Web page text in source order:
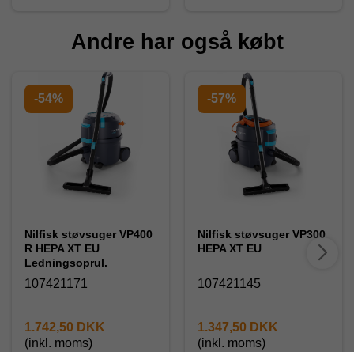
Andre har også købt
-54%
Nilfisk støvsuger VP400
R HEPA XT EU
Ledningsoprul.
107421171
1.742,50 DKK
(inkl. moms)
-57%
Nilfisk støvsuger VP300
HEPA XT EU
107421145
1.347,50 DKK
(inkl. moms)